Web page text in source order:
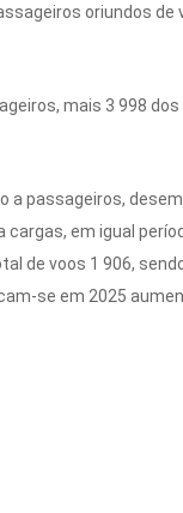
oriundos de
mais 3 998
a passageiros,
em igual
de voos 1 906,
se em 2025